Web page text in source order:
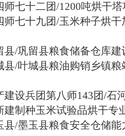
七十二团/1200吨烘干塔
师七十九团/玉米种子烘
/巩留县粮食储备仓库建
县/叶城县粮油购销乡镇
设兵团第八师143团/石
制种玉米试验品烘干专
县/墨玉县粮食安全仓储